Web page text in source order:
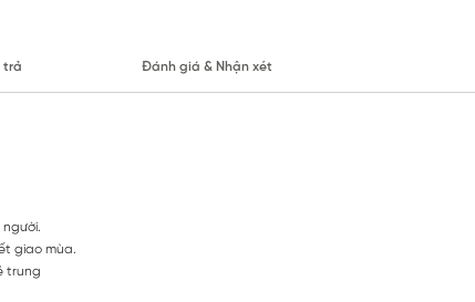
trả Đánh giá & Nhận xét
giao mùa.
trung